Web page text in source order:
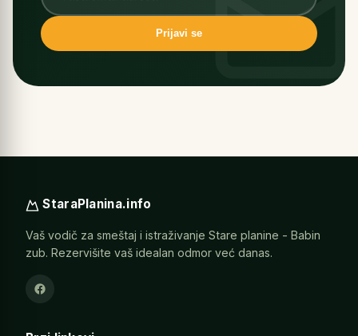
Prijavi se
StaraPlanina.info
Vaš vodič za smeštaj i istraživanje Stare planine - Babin
zub. Rezervišite vaš idealan odmor već danas.